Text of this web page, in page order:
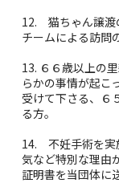
12. 猫ちゃん譲渡
チームによる訪問
13. ６６歳以上の
らかの事情が起こ
受けて下さる、６
る方。
14. 不妊手術を実
気など特別な理由
証明書を当団体に